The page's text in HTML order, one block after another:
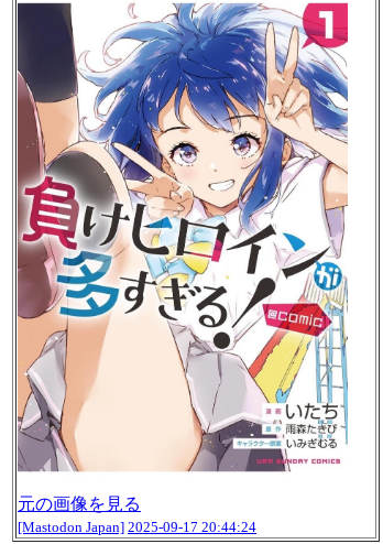
元の画像を見る
[Mastodon Japan] 2025-09-17 20:44:24